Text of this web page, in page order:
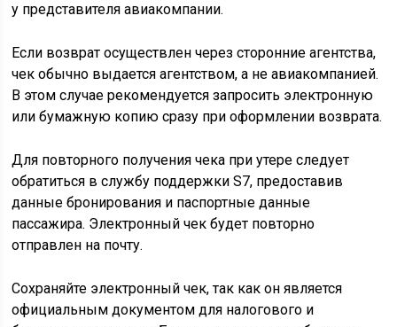
у представителя авиакомпании.
Если возврат осуществлен через сторонние агентства,
чек обычно выдается агентством, а не авиакомпанией.
В этом случае рекомендуется запросить электронную
или бумажную копию сразу при оформлении возврата.
Для повторного получения чека при утере следует
обратиться в службу поддержки S7, предоставив
данные бронирования и паспортные данные
пассажира. Электронный чек будет повторно
отправлен на почту.
Сохраняйте электронный чек, так как он является
официальным документом для налогового и